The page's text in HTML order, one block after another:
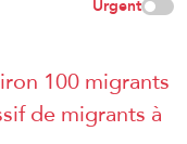
Urgent
100 migrants
de migrants à